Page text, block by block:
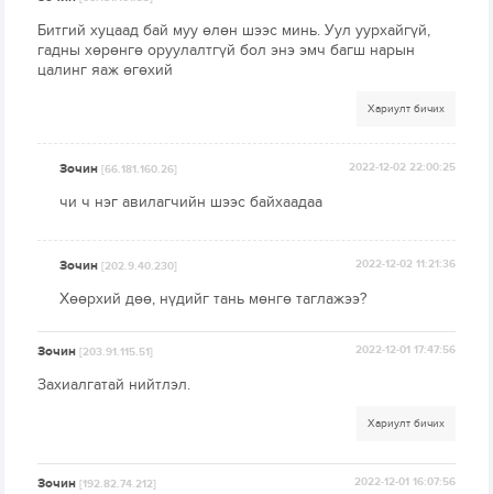
Битгий хуцаад бай муу өлөн шээс минь. Уул уурхайгүй,
гадны хөрөнгө оруулалтгүй бол энэ эмч багш нарын
цалинг яаж өгөхий
Хариулт бичих
Зочин[66.181.160.26] 2022-12-02 22:00:25
чи ч нэг авилагчийн шээс байхаадаа
Зочин[202.9.40.230] 2022-12-02 11:21:36
Хөөрхий дөө, нүдийг тань мөнгө таглажээ?
Зочин[203.91.115.51] 2022-12-01 17:47:56
Захиалгатай нийтлэл.
Хариулт бичих
Зочин[192.82.74.212] 2022-12-01 16:07:56